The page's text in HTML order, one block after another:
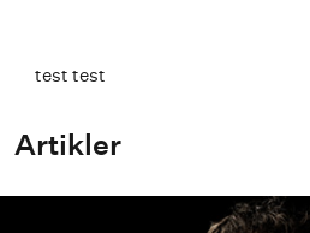
test test
Artikler